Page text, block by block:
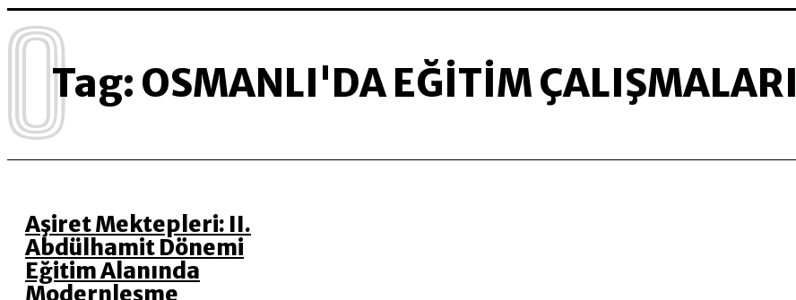
Tag: OSMANLI'DA EĞITIM ÇALIŞMALARI
O
Aşiret Mektepleri: II.
Abdülhamit Dönemi
Eğitim Alanında
Modernleşme